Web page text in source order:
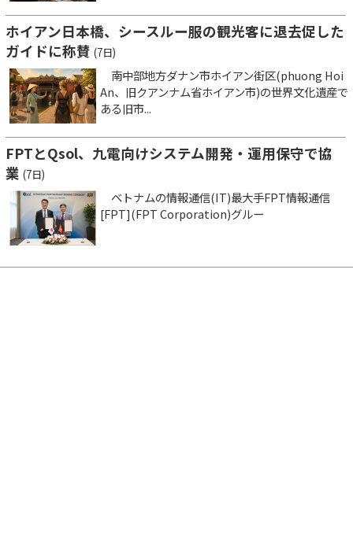
ホイアン日本橋、シースルー服の観光客に退去促した
ガイドに称賛 (7日)
南中部地方ダナン市ホイアン街区(phuong Hoi
An、旧クアンナム省ホイアン市)の世界文化遺産で
ある旧市...
FPTとQsol、九電向けシステム開発・運用保守で協
業 (7日)
ベトナムの情報通信(IT)最大手FPT情報通信
[FPT](FPT Corporation)グルー